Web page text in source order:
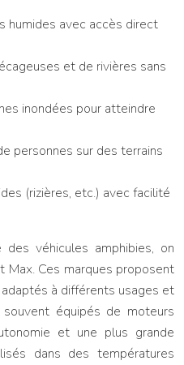
humides avec accès direct
et de rivières sans
inondées pour atteindre
personnes sur des terrains
(rizières, etc.) avec facilité
véhicules amphibies, on
Ces marques proposent
à différents usages et
équipés de moteurs
et une plus grande
dans des températures